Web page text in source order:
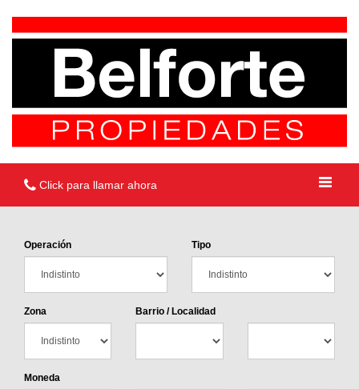
Click para llamar ahora
Operación Tipo
Zona Barrio / Localidad
Moneda